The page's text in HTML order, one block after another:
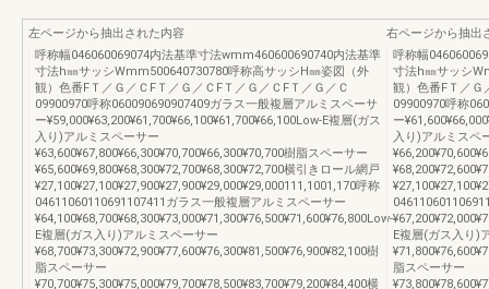
左ページから抽出された内容
呼称幅046060069074内法基準寸法wmm460600690740内法基準
寸法h㎜サッシWmm500640730780呼称高サッシH㎜姿図（外
観）色番FＴ／Ｇ／ＣFＴ／Ｇ／ＣFＴ／Ｇ／ＣFＴ／Ｇ／Ｃ
09900970呼称060090690907409ガラス一般複層アルミスペーサ
ー¥59,000¥63,200¥61,700¥66,100¥61,700¥66,100Low-E複層(ガス
入り)アルミスペーサー
¥63,600¥67,800¥66,300¥70,700¥66,300¥70,700樹脂スペーサー
¥65,600¥69,800¥68,300¥72,700¥68,300¥72,700横引きロール網戸
¥27,100¥27,100¥27,900¥27,900¥29,000¥29,000111,1001,170呼称
04611060110691107411ガラス一般複層アルミスペーサー
¥64,100¥68,700¥68,300¥73,000¥71,300¥76,500¥71,600¥76,800Low-
E複層(ガス入り)アルミスペーサー
¥68,700¥73,300¥72,900¥77,600¥76,300¥81,500¥76,900¥82,100樹
脂スペーサー
¥70,700¥75,300¥75,000¥79,700¥78,500¥83,700¥79,200¥84,400横
右ページから抽出
呼称幅
寸法h㎜サッシ
観）色番FＴ／Ｇ
09900970呼称
ー
入り)アルミスペ
E複層(ガス入り)
脂スペーサー